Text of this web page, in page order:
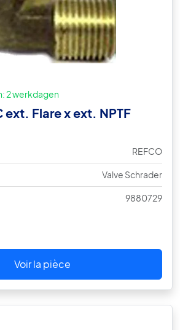
2 werkdagen
ext. Flare x ext. NPTF
REFCO
Valve Schrader
9880729
Voir la pièce